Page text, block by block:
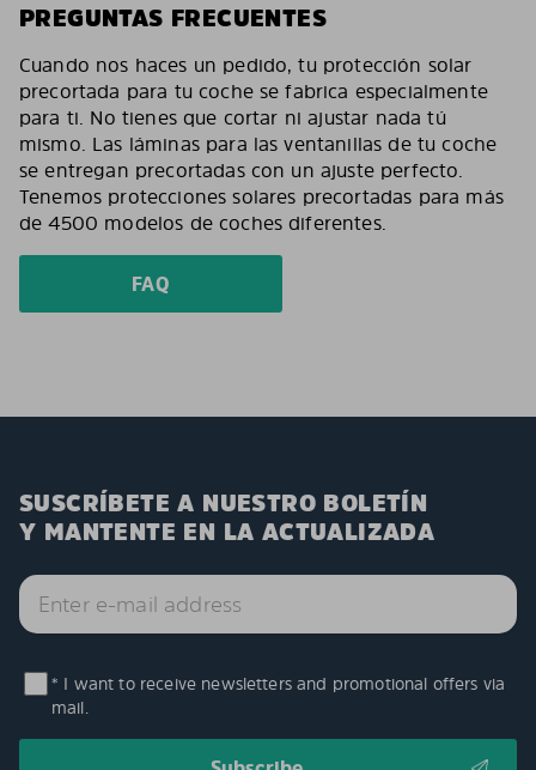
PREGUNTAS FRECUENTES
Cuando nos haces un pedido, tu protección solar
precortada para tu coche se fabrica especialmente
para ti. No tienes que cortar ni ajustar nada tú
mismo. Las láminas para las ventanillas de tu coche
se entregan precortadas con un ajuste perfecto.
Tenemos protecciones solares precortadas para más
de 4500 modelos de coches diferentes.
FAQ
SUSCRÍBETE A NUESTRO BOLETÍN
Y MANTENTE EN LA ACTUALIZADA
* I want to receive newsletters and promotional offers via
mail.